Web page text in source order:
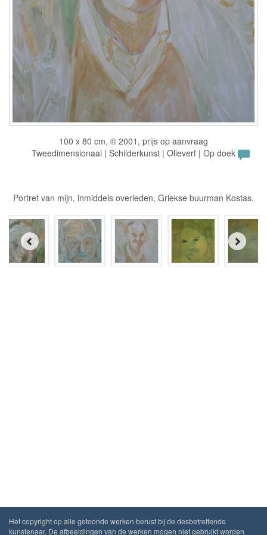
100 x 80 cm, © 2001, prijs op aanvraag
Tweedimensionaal | Schilderkunst | Olieverf | Op doek
Portret van mijn, inmiddels overleden, Griekse buurman Kostas.
Het copyright op alle getoonde werken berust bij de desbetreffende
kunstenaar. De afbeeldingen van de werken mogen niet gebruikt worden